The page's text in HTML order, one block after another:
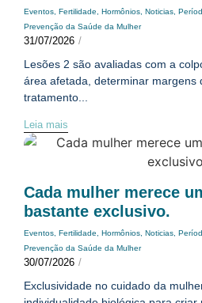
Eventos Fertilidade Hormônios Noticias
Prevenção da Saúde da Mulher
31/07/2026 /
Lesões 2 são avaliadas com a
área afetada, determinar margens
tratamento...
Leia mais
Cada mulher merece
bastante exclusivo.
Eventos Fertilidade Hormônios Noticias
Prevenção da Saúde da Mulher
30/07/2026 /
Exclusividade no cuidado da